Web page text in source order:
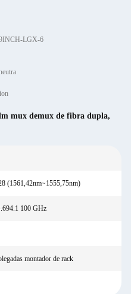
LGX-6
mux demux de fibra dupla,
(1561,42nm~1555,75nm)
100 GHz
montador de rack